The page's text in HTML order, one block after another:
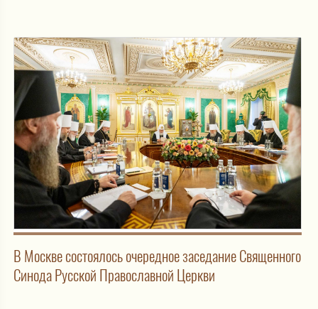
В Москве состоялось очередное заседание Священного
Синода Русской Православной Церкви